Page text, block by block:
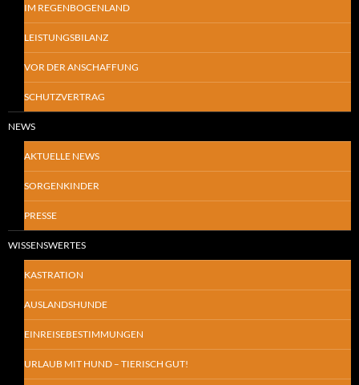
IM REGENBOGENLAND
LEISTUNGSBILANZ
VOR DER ANSCHAFFUNG
SCHUTZVERTRAG
NEWS
AKTUELLE NEWS
SORGENKINDER
PRESSE
WISSENSWERTES
KASTRATION
AUSLANDSHUNDE
EINREISEBESTIMMUNGEN
URLAUB MIT HUND – TIERISCH GUT!